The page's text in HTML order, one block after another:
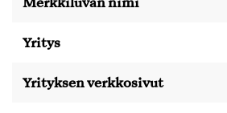
Yritys
Yrityksen verkkosivut